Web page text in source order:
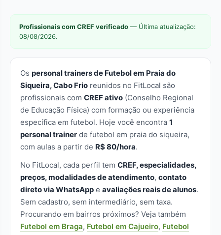
Profissionais com CREF verificado — Última atualização:
08/08/2026.
Os personal trainers de Futebol em Praia do
Siqueira, Cabo Frio reunidos no FitLocal são
profissionais com CREF ativo (Conselho Regional
de Educação Física) com formação ou experiência
específica em futebol. Hoje você encontra 1
personal trainer de futebol em praia do siqueira,
com aulas a partir de R$ 80/hora.
No FitLocal, cada perfil tem CREF, especialidades,
preços, modalidades de atendimento, contato
direto via WhatsApp e avaliações reais de alunos.
Sem cadastro, sem intermediário, sem taxa.
Procurando em bairros próximos? Veja também
Futebol em Braga, Futebol em Cajueiro, Futebol